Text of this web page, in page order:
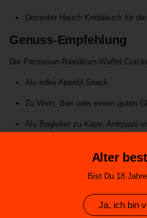
Dezenter Hauch Knoblauch für
Genuss-Empfehlung
Die Parmesan-Basilikum-Waffel
Als edler Aperitif-Snack
Zu Wein, Bier oder einem guten
Als Begleiter zu Käse, Antipasti
Traditionelle Manufakturqualität
Alter
Bist Du 18
Ja, ich bin